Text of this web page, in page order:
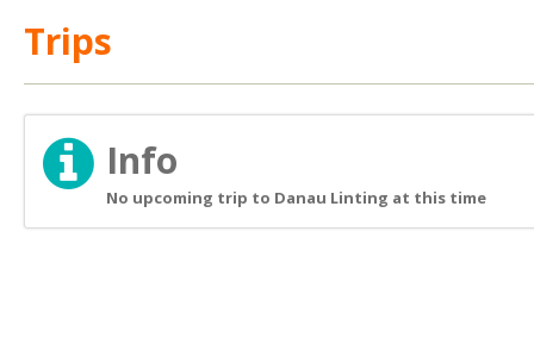
Trips
Info
No upcoming trip to Danau Linting at this time